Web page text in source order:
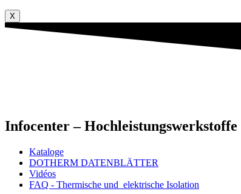
X
Infocenter – Hochleistungs­werkstoffe
Kataloge
DOTHERM DATENBLÄTTER
Vidéos
FAQ - Thermische­ und ­ elektrische Isolation